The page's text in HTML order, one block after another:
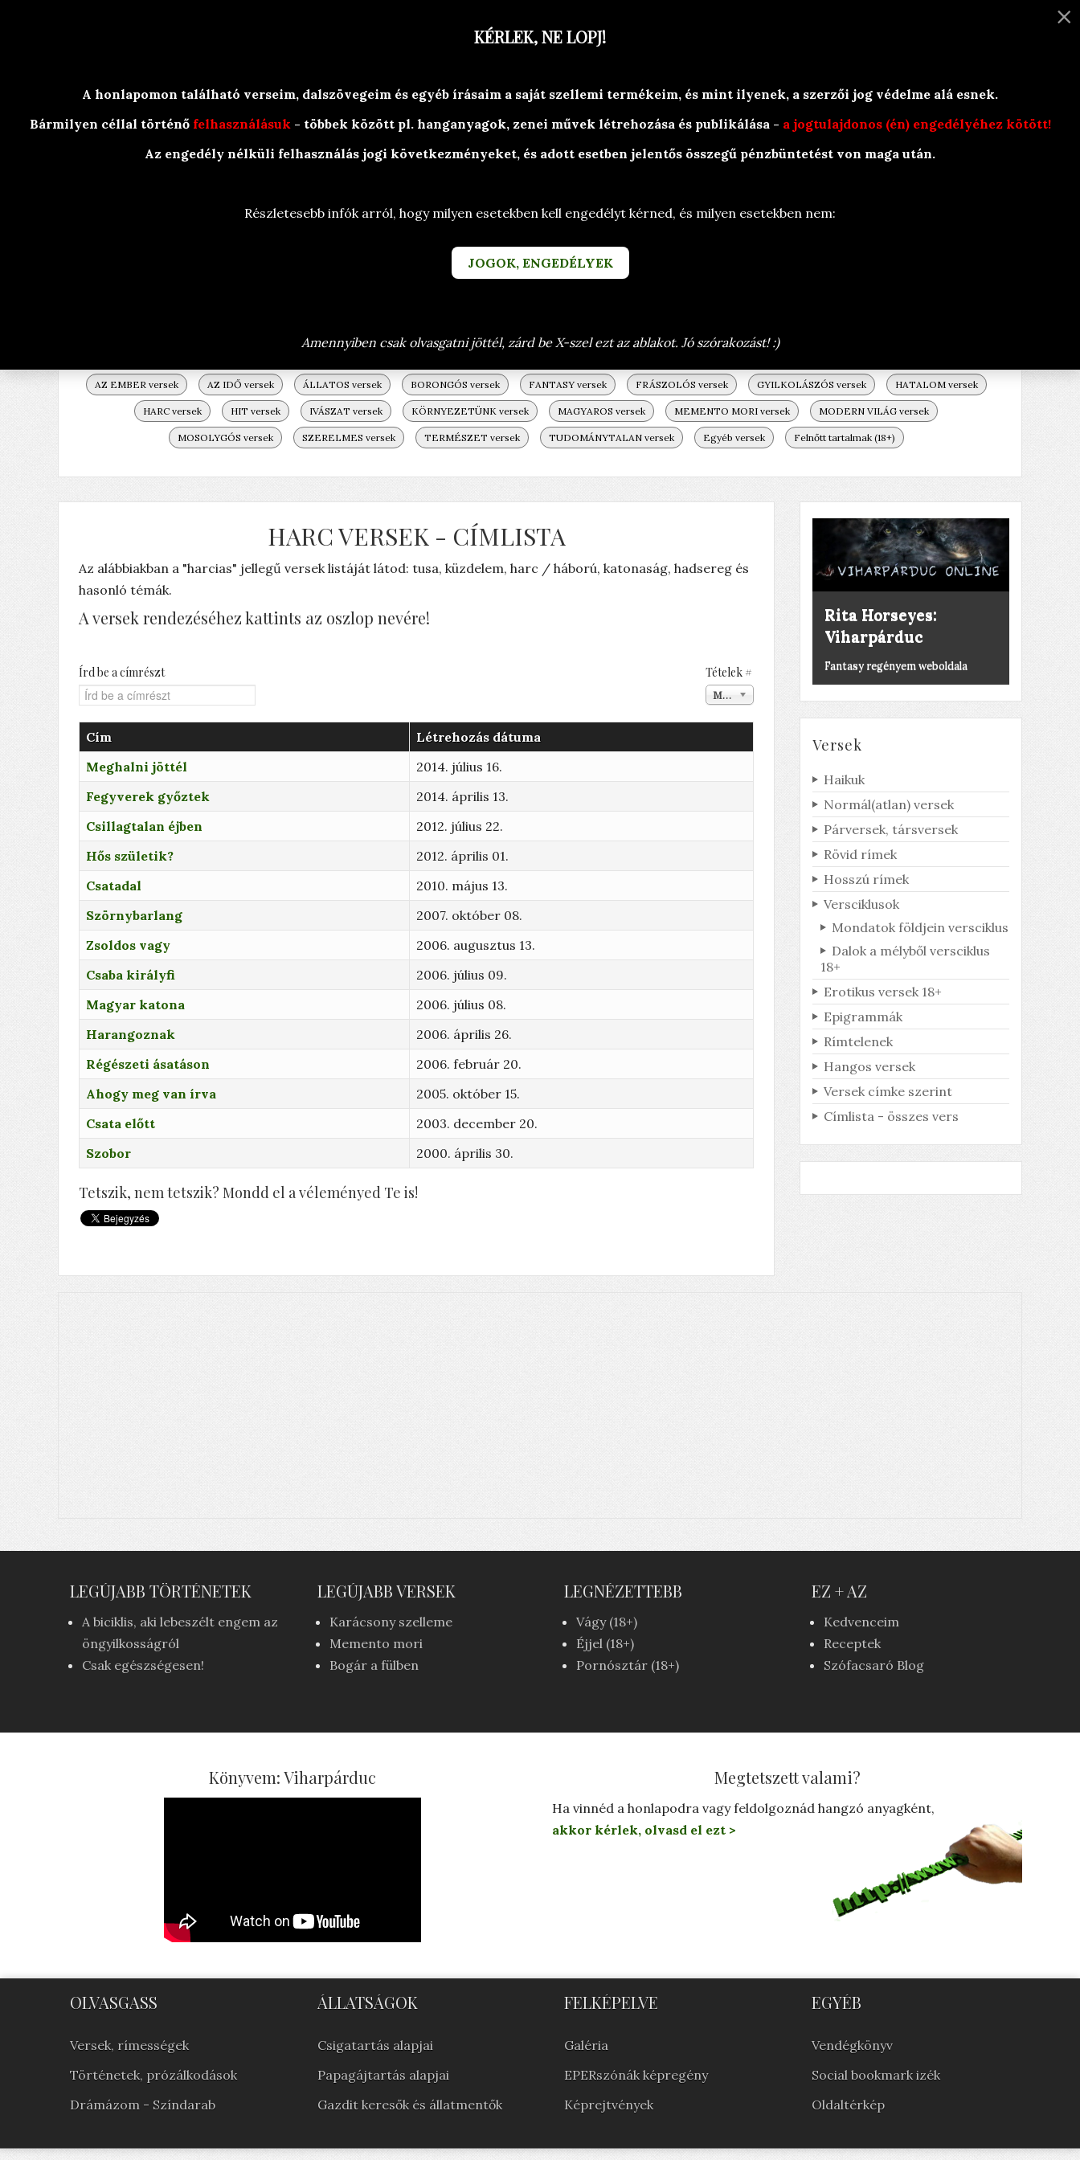
KÉPESSÉGEK
Versek, történetek, egyéb olvasni-valóság-ok
Branyiczky Rita
×
KÉRLEK, NE LOPJ!
A honlapomon található verseim, dalszövegeim és egyéb írásaim a saját szellemi termékeim, és mint ilyenek, a szerzői jog védelme alá esnek.
Bármilyen céllal történő felhasználásuk- többek között pl. hanganyagok, zenei művek létrehozása és publikálása - a jogtulajdonos (én) engedélyéhez kötött!
Az engedély nélküli felhasználás jogi következményeket, és adott esetben jelentős összegű pénzbüntetést von maga után.
Részletesebb infók arról, hogy milyen esetekben kell engedélyt kérned, és milyen esetekben nem:
JOGOK, ENGEDÉLYEK
Amennyiben csak olvasgatni jöttél, zárd be X-szel ezt az ablakot. Jó szórakozást! :)
HARC versek - BraRit versek, történetek
Vers címkék
AZ EMBER versek AZ IDŐ versek ÁLLATOS versek BORONGÓS versek FANTASY versek FRÁSZOLÓS versek GYILKOLÁSZÓS versek HATALOM versek
HARC versek HIT versek IVÁSZAT versek KÖRNYEZETÜNK versek MAGYAROS versek MEMENTO MORI versek MODERN VILÁG versek
MOSOLYGÓS versek SZERELMES versek TERMÉSZET versek TUDOMÁNYTALAN versek Egyéb versek Felnőtt tartalmak (18+)
HARC VERSEK - CÍMLISTA
Az alábbiakban a "harcias" jellegű versek listáját látod: tusa, küzdelem, harc / háború, katonaság, hadsereg és
hasonló témák.
A versek rendezéséhez kattints az oszlop nevére!
Írd be a címrészt Tételek #
Mind
Cím
Létrehozás dátuma
Meghalni jöttél
2014. július 16.
Fegyverek győztek
2014. április 13.
Csillagtalan éjben
2012. július 22.
Hős születik?
2012. április 01.
Csatadal
2010. május 13.
Szörnybarlang
2007. október 08.
Zsoldos vagy
2006. augusztus 13.
Csaba királyfi
2006. július 09.
Magyar katona
2006. július 08.
Harangoznak
2006. április 26.
Régészeti ásatáson
2006. február 20.
Ahogy meg van írva
2005. október 15.
Csata előtt
2003. december 20.
Szobor
2000. április 30.
Tetszik, nem tetszik? Mondd el a véleményed Te is!
A halott ember
Rita Horseyes:
Viharpárduc
Fantasy regényem weboldala
Derült égből
pingpong
Honnan jött a labda?
Versek
Haikuk
Normál(atlan) versek
Párversek, társversek
Rövid rímek
Hosszú rímek
Versciklusok
Mondatok földjein versciklus
Dalok a mélyből versciklus
18+
Erotikus versek 18+
Epigrammák
Rímtelenek
Hangos versek
Versek címke szerint
Címlista - összes vers
LEGÚJABB TÖRTÉNETEK
A biciklis, aki lebeszélt engem az
öngyilkosságról
Csak egészségesen!
LEGÚJABB VERSEK
Karácsony szelleme
Memento mori
Bogár a fülben
LEGNÉZETTEBB
Vágy (18+)
Éjjel (18+)
Pornósztár (18+)
EZ + AZ
Kedvenceim
Receptek
Szófacsaró Blog
Könyvem: Viharpárduc Megtetszett valami?
Ha vinnéd a honlapodra vagy feldolgoznád hangzó anyagként,
akkor kérlek, olvasd el ezt >
OLVASGASS
Versek, rímességek
Történetek, prózálkodások
Drámázom - Színdarab
ÁLLATSÁGOK
Csigatartás alapjai
Papagájtartás alapjai
Gazdit keresők és állatmentők
FELKÉPELVE
Galéria
EPERszónák képregény
Képrejtvények
EGYÉB
Vendégkönyv
Social bookmark izék
Oldaltérkép